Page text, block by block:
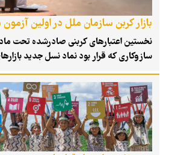
بازار کربن سازمان ملل در اولین
سازوکاری که قرار بود نماد نسل جدید
استانداردهای شفافیت، پاسخگویی و
باشد، امروز با اتهاماتی جدی درباره ارتباط
ضعف‌های حکمرانی و اغراق در میزان کاهش
مواجه شده است.